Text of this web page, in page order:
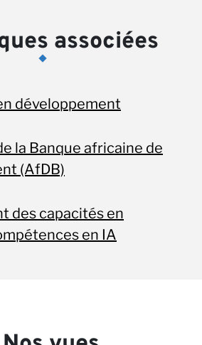
associées
développement
la Banque africaine de
(AfDB)
des capacités en
en IA